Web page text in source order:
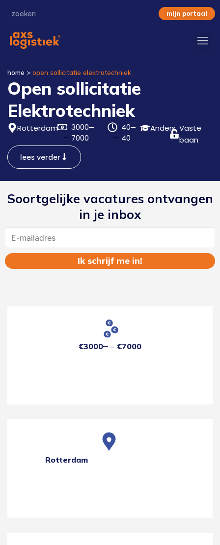
mijn portaal
home > open sollicitatie elektrotechniek
Open sollicitatie
Elektrotechniek
Rotterdam
3000
7000
40
40
Anders Vaste
baan
lees verder
Soortgelijke vacatures ontvangen
in je inbox
€3000 €7000
Rotterdam